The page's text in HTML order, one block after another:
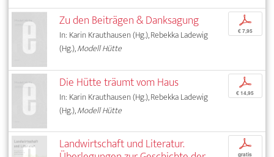
Zu den Beiträgen & Danksagung
In: Karin Krauthausen (Hg.), Rebekka Ladewig
(Hg.),Modell Hütte
p
€ 7,95
Die Hütte träumt vom Haus
In: Karin Krauthausen (Hg.), Rebekka Ladewig
(Hg.),Modell Hütte
p
€ 14,95
Landwirtschaft und Literatur. p
gratis